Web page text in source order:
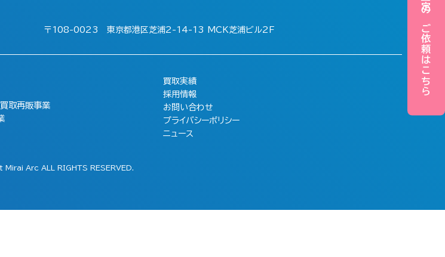
買取査定のご依頼はこちら
〒108-0023 東京都港区芝浦2-14-13 MCK芝浦ビル2F
取再販事業
買取実績
採用情報
お問い合わせ
プライバシーポリシー
ニュース
Arc ALL RIGHTS RESERVED.